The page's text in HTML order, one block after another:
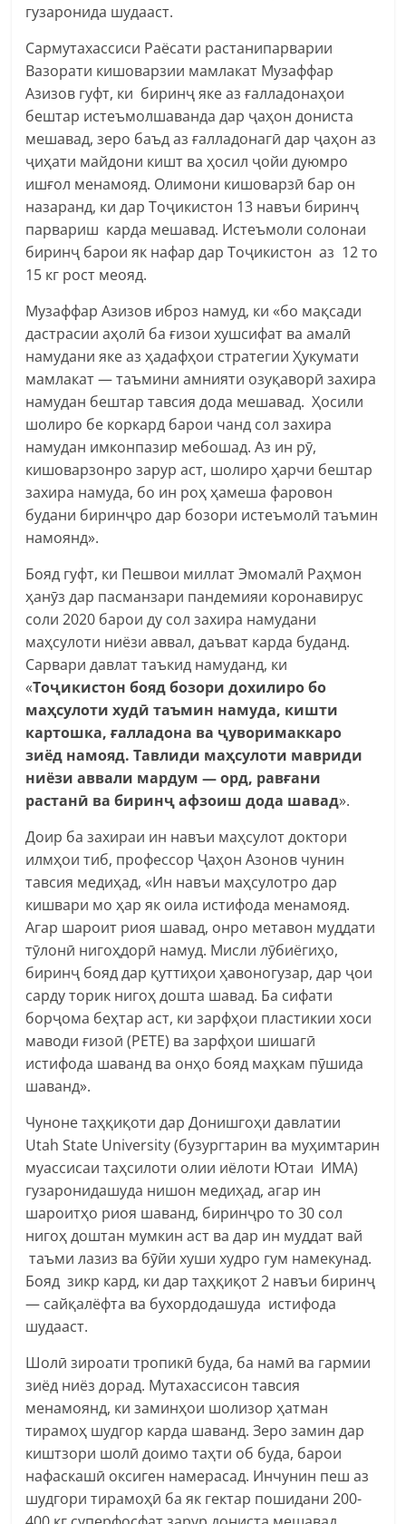
гузаронида шудааст.
Сармутахассиси Раёсати растанипарварии
Вазорати кишоварзии мамлакат Музаффар
Азизов гуфт, ки биринҷ яке аз ғалладонаҳои
бештар истеъмолшаванда дар ҷаҳон дониста
мешавад, зеро баъд аз ғалладонагӣ дар ҷаҳон аз
ҷиҳати майдони кишт ва ҳосил ҷойи дуюмро
ишғол менамояд. Олимони кишоварзӣ бар он
назаранд, ки дар Тоҷикистон 13 навъи биринҷ
парвариш карда мешавад. Истеъмоли солонаи
биринҷ барои як нафар дар Тоҷикистон аз 12 то
15 кг рост меояд.
Музаффар Азизов иброз намуд, ки «бо мақсади
дастрасии аҳолӣ ба ғизои хушсифат ва амалӣ
намудани яке аз ҳадафҳои стратегии Ҳукумати
мамлакат — таъмини амнияти озуқаворӣ захира
намудан бештар тавсия дода мешавад. Ҳосили
шолиро бе коркард барои чанд сол захира
намудан имконпазир мебошад. Аз ин рӯ,
кишоварзонро зарур аст, шолиро ҳарчи бештар
захира намуда, бо ин роҳ ҳамеша фаровон
будани биринҷро дар бозори истеъмолӣ таъмин
намоянд».
Бояд гуфт, ки Пешвои миллат Эмомалӣ Раҳмон
ҳанӯз дар пасманзари пандемияи коронавирус
соли 2020 барои ду сол захира намудани
маҳсулоти ниёзи аввал, даъват карда буданд.
Сарвари давлат таъкид намуданд, ки
«Тоҷикистон бояд бозори дохилиро бо
маҳсулоти худӣ таъмин намуда, кишти
картошка, ғалладона ва ҷуворимаккаро
зиёд намояд. Тавлиди маҳсулоти мавриди
ниёзи аввали мардум — орд, равғани
растанӣ ва биринҷ афзоиш дода шавад».
Доир ба захираи ин навъи маҳсулот доктори
илмҳои тиб, профессор Ҷаҳон Азонов чунин
тавсия медиҳад, «Ин навъи маҳсулотро дар
кишвари мо ҳар як оила истифода менамояд.
Агар шароит риоя шавад, онро метавон муддати
тӯлонӣ нигоҳдорӣ намуд. Мисли лӯбиёгиҳо,
биринҷ бояд дар қуттиҳои ҳавоногузар, дар ҷои
сарду торик нигоҳ дошта шавад. Ба сифати
борҷома беҳтар аст, ки зарфҳои пластикии хоси
маводи ғизоӣ (PETE) ва зарфҳои шишагӣ
истифода шаванд ва онҳо бояд маҳкам пӯшида
шаванд».
Чуноне таҳқиқоти дар Донишгоҳи давлатии
Utah State University (бузургтарин ва муҳимтарин
муассисаи таҳсилоти олии иёлоти Ютаи ИМА)
гузаронидашуда нишон медиҳад, агар ин
шароитҳо риоя шаванд, биринҷро то 30 сол
нигоҳ доштан мумкин аст ва дар ин муддат вай
таъми лазиз ва бӯйи хуши худро гум намекунад.
Бояд зикр кард, ки дар таҳқиқот 2 навъи биринҷ
— сайқалёфта ва бухордодашуда истифода
шудааст.
Шолӣ зироати тропикӣ буда, ба намӣ ва гармии
зиёд ниёз дорад. Мутахассисон тавсия
менамоянд, ки заминҳои шолизор ҳатман
тирамоҳ шудгор карда шаванд. Зеро замин дар
киштзори шолӣ доимо таҳти об буда, барои
нафаскашӣ оксиген намерасад. Инчунин пеш аз
шудгори тирамоҳӣ ба як гектар пошидани 200-